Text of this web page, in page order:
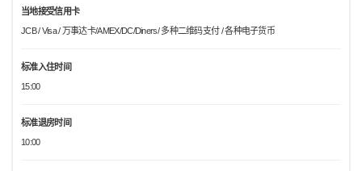
当地接受信用卡
JCB / Visa / 万事达卡/AMEX/DC/Diners/ 多种二维码支付 / 各种电子货币
标准入住时间
15:00
标准退房时间
10:00